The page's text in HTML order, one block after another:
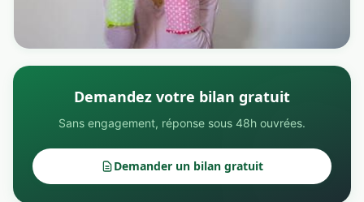
Demandez votre bilan gratuit
Sans engagement, réponse sous 48h ouvrées.
Demander un bilan gratuit